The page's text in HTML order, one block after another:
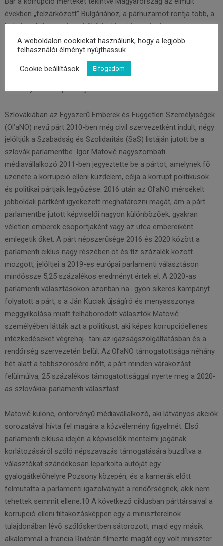
években „felzárkózott” Bulgáriához, a párhuzamot rontja több, a
bolgár politikai rendszerből fakadó sajátosság, így a magas
szintű választói volatilitás, az arányos választási rendszer és a
fragmentált pártrendszer, illetve a gyenge törésvonalak:
Bulgáriában gyakorta jelennek meg parlamenten kívüli új
szereplők a politikai arénában, és rendszeresek a
kormányalakítási patthelyzetek.
Szlovákiában az Egyszerű Emberek és Független Személyiségek
(Ol’aNO) nevű párt 2010-ben még civil szervezetként indult, négy
jelöltjük a Szabadság és Szolidaritás (SaS) listáján jutott be a
szlovák parlamentbe. Igor Matovič nagyszombati
médiavállalkozó 2011-ben jegyeztette be a pártot, amelynek fő
üzenete a korrupció elleni küzdelem, célja a korrupt politikusok
és politikai pártjaik legyőzése. 2016 után az Ol’aNO mérsékelt
jobboldali pártként igyekezett meghatározni magát, ám a párt
parlamentbe jutott képviselői nagyon különbözőek, gyakran
véletlen emberek csoportjaként vagy az utca embereiként
emlegetik őket. A párt népszerűsége 2016 és 2020 között a
parlamenti ciklus nagy részében öt és tíz százalék között
mozgott, jelöltjei a 2019-es európai parlamenti választáson
mindössze 5,25 százalékos eredményt értek el. A 2020-as
parlamenti választásokon azonban na- gyon sikeres kampányt
folyatott a párt, s a Ján Kuciak újságíró és menyasszonya
meggyilkolása miatt felháborodott választók Matovič
személyében látták azt a politikust, aki képes korrupcióellenes
intézkedéseket végrehaj- tani az igazságszolgáltatásban és a
rendőrség szervezetén belül. Az Ol’aNO támogatottsága néhány
hét alatt a többszörösére nőtt, a párt minden várakozást
felülmúlva, 25 százalékos támogatottsággal nyerte meg a 2020-
as szlovákiai parlamenti választást.
Matovič különc, öntörvényű médiavállalkozó, aki látványos akciók
sorozatával hívta fel magára a közvélemény figyelmét. Első
parlamenti ciklusa idején a képviselők mentelmi jogának
korlátozásáról szóló népszavazás támogatására buzdítva a
választókat szándékosan leparkolta autóját egy
gyalogátkelőhelyre Pozsony közepén, és a kamerák előtt
felmutatta a parlamenti igazolványát a rendőrségnek, akik nem
tehettek semmit ellene.10 A következő ciklusban párttársaival a
korrupció elleni tiltakozásképpen egy a miniszterelnök
tulajdonában lévő szőlőskertben sátorozott, majd egy másik
alkalommal a francia Riviérán filmezte magát egy volt miniszter
A weboldalon cookiekat használunk, hogy a legjobb
felhasználói élményt nyújthassuk
Cookie beállítások Elfogadom